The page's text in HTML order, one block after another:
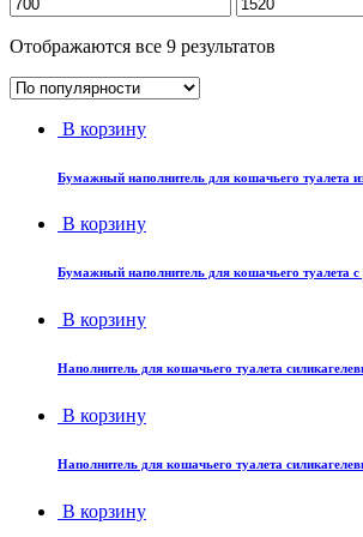
Отображаются все 9 результатов
В корзину
Бумажный наполнитель для кошачьего туалета
В корзину
Бумажный наполнитель для кошачьего туалета с
В корзину
Наполнитель для кошачьего туалета
В корзину
Наполнитель для кошачьего туалета
В корзину